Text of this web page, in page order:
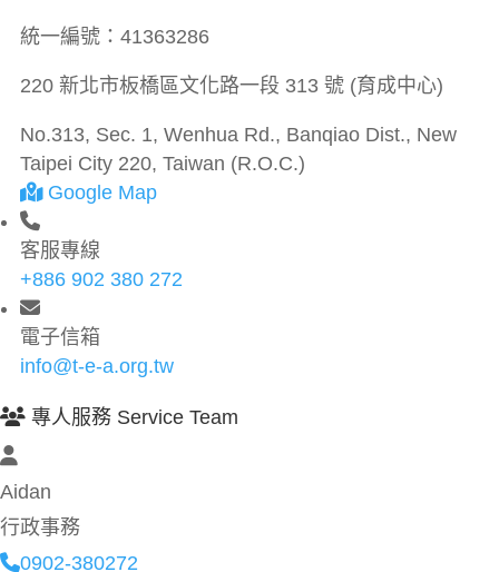
統一編號： 41363286
220 新北市板橋區文化路一段 313 號 (育成中心)
No.313, Sec. 1, Wenhua Rd., Banqiao Dist., New
Taipei City 220, Taiwan (R.O.C.)
Google Map
客服專線
+886 902 380 272
電子信箱
info@t-e-a.org.tw
專人服務 Service Team
Aidan
行政事務
0902-380272